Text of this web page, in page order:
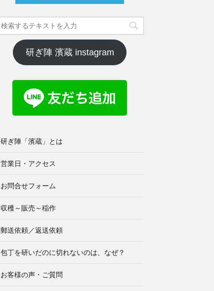
研ぎ陣 濱蔵 instagram
研ぎ陣「濱蔵」とは
営業日・アクセス
お問合せフォーム
収穫～販売～稲作
郵送依頼／返送依頼
包丁を研いだのに切れないのは、なぜ？
お客様の声・ご質問